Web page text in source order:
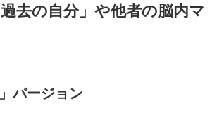
過去の自分」や他者の脳内マ
バージョン